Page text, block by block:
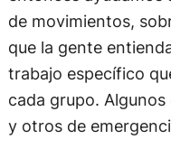
de movimientos,
que la gente
trabajo específico
cada grupo.
y otros de